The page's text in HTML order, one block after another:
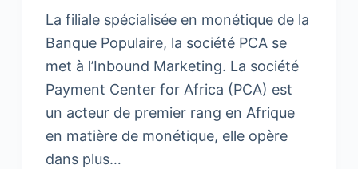
La filiale spécialisée en monétique de la
Banque Populaire, la société PCA se
met à l’Inbound Marketing. La société
Payment Center for Africa (PCA) est
un acteur de premier rang en Afrique
en matière de monétique, elle opère
dans plus…